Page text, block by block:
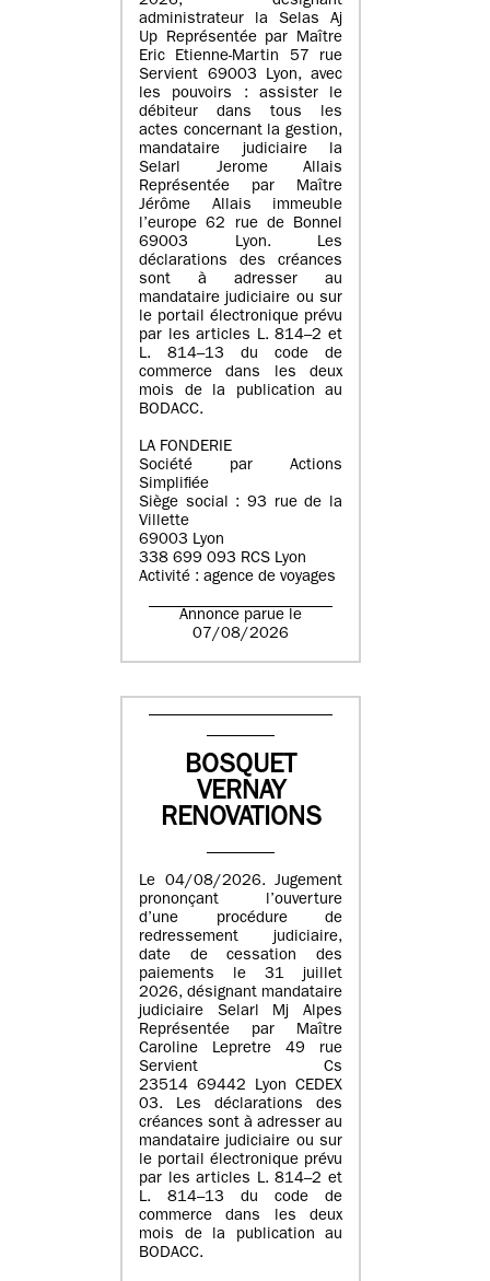
administrateur la Selas Aj
Up Représentée par Maître
Eric Etienne-Martin 57 rue
Servient 69003 Lyon, avec
les pouvoirs : assister le
débiteur dans tous les
actes concernant la gestion,
mandataire judiciaire la
Selarl Jerome Allais
Représentée par Maître
Jérôme Allais immeuble
l’europe 62 rue de Bonnel
69003 Lyon. Les
déclarations des créances
sont à adresser au
mandataire judiciaire ou sur
le portail électronique prévu
par les articles L. 814–2 et
L. 814–13 du code de
commerce dans les deux
mois de la publication au
BODACC.
LA FONDERIE
Société par Actions
Simplifiée
Siège social : 93 rue de la
Villette
69003 Lyon
338 699 093 RCS Lyon
Activité : agence de voyages
Annonce parue le
07/08/2026
BOSQUET
VERNAY
RENOVATIONS
Le 04/08/2026. Jugement
prononçant l’ouverture
d’une procédure de
redressement judiciaire,
date de cessation des
paiements le 31 juillet
2026, désignant mandataire
judiciaire Selarl Mj Alpes
Représentée par Maître
Caroline Lepretre 49 rue
Servient Cs
23514 69442 Lyon CEDEX
03. Les déclarations des
créances sont à adresser au
mandataire judiciaire ou sur
le portail électronique prévu
par les articles L. 814–2 et
L. 814–13 du code de
commerce dans les deux
mois de la publication au
BODACC.